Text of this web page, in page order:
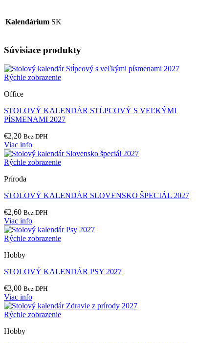
Kalendárium SK
Súvisiace produkty
Rýchle zobrazenie
Office
STOLOVÝ KALENDÁR STĹPCOVÝ S VEĽKÝMI
PÍSMENAMI 2027
€2,20 Bez DPH
Viac info
Rýchle zobrazenie
Príroda
STOLOVÝ KALENDÁR SLOVENSKO ŠPECIÁL 2027
€2,60 Bez DPH
Viac info
Rýchle zobrazenie
Hobby
STOLOVÝ KALENDÁR PSY 2027
€3,00 Bez DPH
Viac info
Rýchle zobrazenie
Hobby